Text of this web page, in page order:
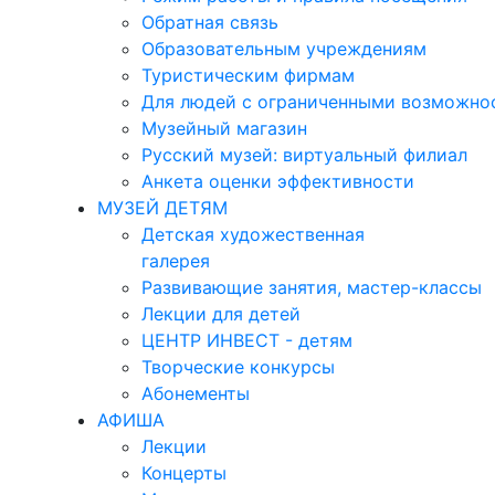
Обратная связь
Образовательным учреждениям
Туристическим фирмам
Для людей с ограниченными
Музейный магазин
Русский музей: виртуальный филиал
Анкета оценки эффективности
МУЗЕЙ ДЕТЯМ
Детская художественная
галерея
Развивающие занятия, мастер-классы
Лекции для детей
ЦЕНТР ИНВЕСТ - детям
Творческие конкурсы
Абонементы
АФИША
Лекции
Концерты